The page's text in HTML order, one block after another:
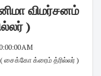
விமர்சனம்
)
AM
( சைக்கோ க்ரைம் த்ரில்லர் )